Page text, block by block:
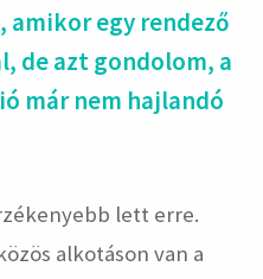
egy rendező
de azt gondolom, a
már nem hajlandó
lett erre.
alkotáson van a